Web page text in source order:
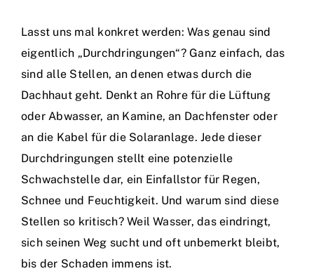
Lasst uns mal konkret werden: Was genau sind
eigentlich „Durchdringungen“? Ganz einfach, das
sind alle Stellen, an denen etwas durch die
Dachhaut geht. Denkt an Rohre für die Lüftung
oder Abwasser, an Kamine, an Dachfenster oder
an die Kabel für die Solaranlage. Jede dieser
Durchdringungen stellt eine potenzielle
Schwachstelle dar, ein Einfallstor für Regen,
Schnee und Feuchtigkeit. Und warum sind diese
Stellen so kritisch? Weil Wasser, das eindringt,
sich seinen Weg sucht und oft unbemerkt bleibt,
bis der Schaden immens ist.